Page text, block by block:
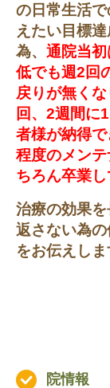
の日常生活
えたい目標
為、 通院当
低でも週2回
戻りが無く
回、2週間に
者様が納得
程度のメン
ちろん卒業し
治療の効果
返さない為
をお伝えしま
院情報